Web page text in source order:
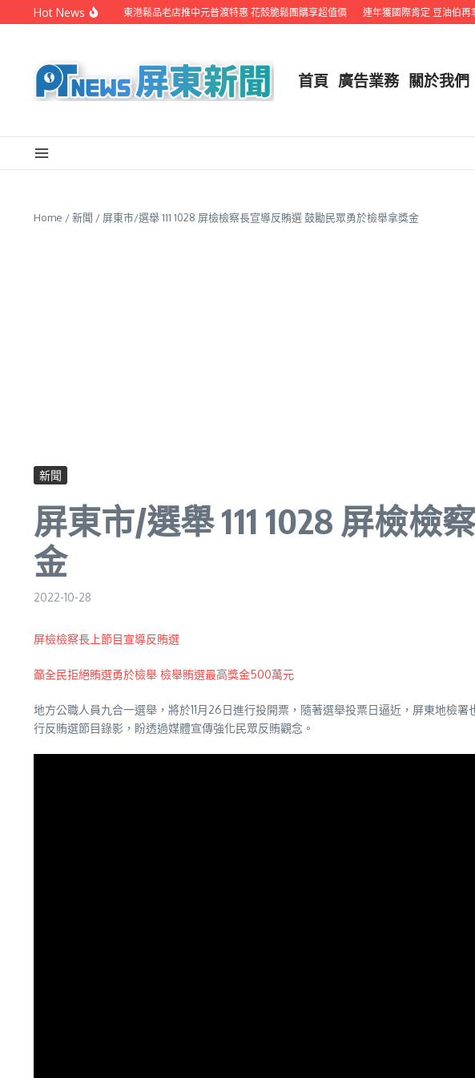
Skip to content
Hot News
EYE台灣生活週報 東港鬆品老店推中元普渡特惠 花殼脆鬆團購享超值價 連年獲國際肯定 豆油伯再拿
首頁 廣告業務 關於我們
Home /新聞 / 屏東市/選舉 111 1028 屏檢檢察長宣導反賄選 鼓勵民眾勇於檢舉拿獎金
新聞
屏東市/選舉 111 1028 屏檢
金
2022-10-28
屏檢檢察長上節目宣導反賄選
籲全民拒絕賄選勇於檢舉 檢舉賄選最高獎金500萬元
地方公職人員九合一選舉，將於11月26日進行投開票，隨著選舉投票日逼近，屏東地檢
行反賄選節目錄影，盼透過媒體宣傳強化民眾反賄觀念。